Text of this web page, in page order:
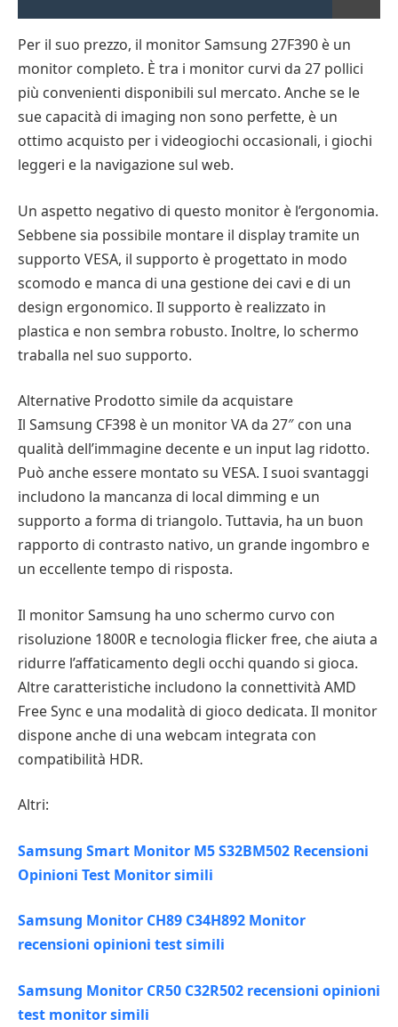
Per il suo prezzo, il monitor Samsung 27F390 è un
monitor completo. È tra i monitor curvi da 27 pollici
più convenienti disponibili sul mercato. Anche se le
sue capacità di imaging non sono perfette, è un
ottimo acquisto per i videogiochi occasionali, i giochi
leggeri e la navigazione sul web.
Un aspetto negativo di questo monitor è l’ergonomia.
Sebbene sia possibile montare il display tramite un
supporto VESA, il supporto è progettato in modo
scomodo e manca di una gestione dei cavi e di un
design ergonomico. Il supporto è realizzato in
plastica e non sembra robusto. Inoltre, lo schermo
traballa nel suo supporto.
Alternative Prodotto simile da acquistare
Il Samsung CF398 è un monitor VA da 27″ con una
qualità dell’immagine decente e un input lag ridotto.
Può anche essere montato su VESA. I suoi svantaggi
includono la mancanza di local dimming e un
supporto a forma di triangolo. Tuttavia, ha un buon
rapporto di contrasto nativo, un grande ingombro e
un eccellente tempo di risposta.
Il monitor Samsung ha uno schermo curvo con
risoluzione 1800R e tecnologia flicker free, che aiuta a
ridurre l’affaticamento degli occhi quando si gioca.
Altre caratteristiche includono la connettività AMD
Free Sync e una modalità di gioco dedicata. Il monitor
dispone anche di una webcam integrata con
compatibilità HDR.
Altri:
Samsung Smart Monitor M5 S32BM502 Recensioni
Opinioni Test Monitor simili
Samsung Monitor CH89 C34H892 Monitor
recensioni opinioni test simili
Samsung Monitor CR50 C32R502 recensioni opinioni
test monitor simili